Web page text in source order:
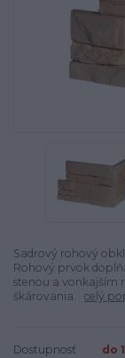
Sadrový rohový
Rohový prvok
stenou a vonkajším
škárovania. celý
Dostupnosť do